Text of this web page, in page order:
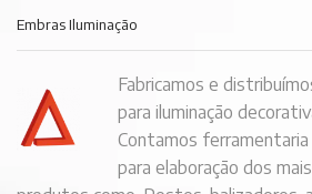
Embras Iluminação
Fabricamos e
para iluminação
Contamos ferramentaria
para elaboração dos